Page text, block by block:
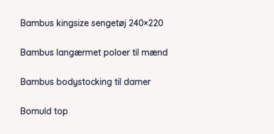
Bambus kingsize sengetøj 240×220
Bambus langærmet poloer til mænd
Bambus bodystocking til damer
Bomuld top